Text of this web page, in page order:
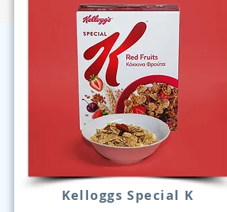
Kelloggs Special K